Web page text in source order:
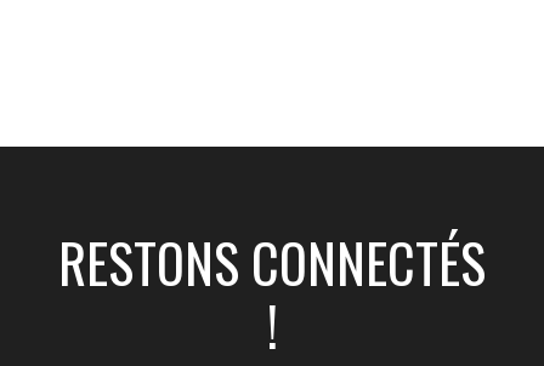
RESTONS CONNECTÉS
!